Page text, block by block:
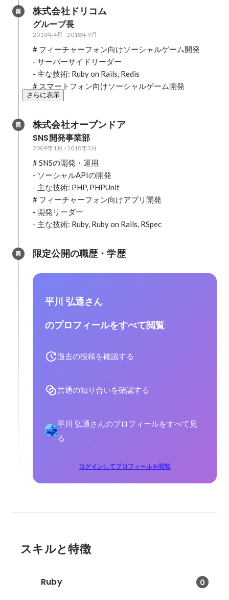
株式会社ドリコム
グループ長
2010年4月 -2018年9月
# フィーチャーフォン向けソーシャルゲーム開発
- サーバーサイドリーダー
- 主な技術: Ruby on Rails, Redis
# スマートフォン向けソーシャルゲーム開発
さらに表示
株式会社オープンドア
SNS開発事業部
2009年1月 -2010年3月
# SNSの開発・運用
- ソーシャルAPIの開発
- 主な技術: PHP, PHPUnit
# フィーチャーフォン向けアプリ開発
- 開発リーダー
- 主な技術: Ruby, Ruby on Rails, RSpec
限定公開の職歴・学歴
平川 弘通さん
のプロフィールをすべて閲覧
過去の投稿を確認する
共通の知り合いを確認する
平川 弘通さんのプロフィールをすべて見
る
ログインしてプロフィールを閲覧
スキルと特徴
Ruby 0